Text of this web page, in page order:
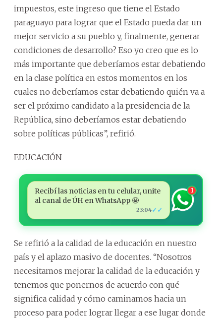
impuestos, este ingreso que tiene el Estado
paraguayo para lograr que el Estado pueda dar un
mejor servicio a su pueblo y, finalmente, generar
condiciones de desarrollo? Eso yo creo que es lo
más importante que deberíamos estar debatiendo
en la clase política en estos momentos en los
cuales no deberíamos estar debatiendo quién va a
ser el próximo candidato a la presidencia de la
República, sino deberíamos estar debatiendo
sobre políticas públicas”, refirió.
EDUCACIÓN
Recibí las noticias en tu celular, unite
al canal de ÚH en WhatsApp 🤩
23:04✓✓
1
Se refirió a la calidad de la educación en nuestro
país y el aplazo masivo de docentes. “Nosotros
necesitamos mejorar la calidad de la educación y
tenemos que ponernos de acuerdo con qué
significa calidad y cómo caminamos hacia un
proceso para poder lograr llegar a ese lugar donde